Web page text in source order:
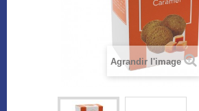
Agrandir l'image